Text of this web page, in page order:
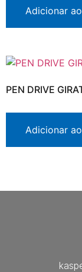
Adicionar
PEN DRIVE
Adicionar